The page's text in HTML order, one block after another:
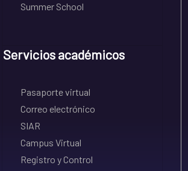
Summer School
Servicios académicos
Pasaporte virtual
Correo electrónico
SIAR
Campus Virtual
Registro y Control